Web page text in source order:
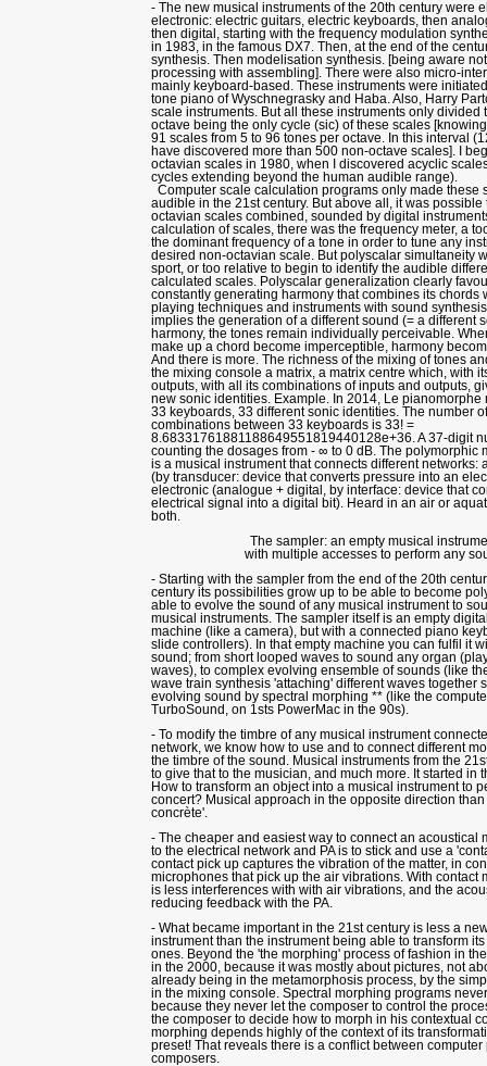
- The new musical instruments of the 20th century were
electronic: electric guitars, electric keyboards, then
then digital, starting with the frequency modulation
in 1983, in the famous DX7. Then, at the end of the
synthesis. Then modelisation synthesis. [being aware
processing with assembling]. There were also micro-
mainly keyboard-based. These instruments were
tone piano of Wyschnegrasky and Haba. Also, Harry
scale instruments. But all these instruments only divided
octave being the only cycle (sic) of these scales
91 scales from 5 to 96 tones per octave. In this interval
have discovered more than 500 non-octave scales]. I
octavian scales in 1980, when I discovered acyclic
cycles extending beyond the human audible range).
Computer scale calculation programs only made these
audible in the 21st century. But above all, it was possible
octavian scales combined, sounded by digital
calculation of scales, there was the frequency meter, a
the dominant frequency of a tone in order to tune any
desired non-octavian scale. But polyscalar simultaneity
sport, or too relative to begin to identify the audible
calculated scales. Polyscalar generalization clearly
constantly generating harmony that combines its chords
playing techniques and instruments with sound
implies the generation of a different sound (= a different
harmony, the tones remain individually perceivable.
make up a chord become imperceptible, harmony
And there is more. The richness of the mixing of tones
the mixing console a matrix, a matrix centre which, with
outputs, with all its combinations of inputs and outputs,
new sonic identities. Example. In 2014, Le pianomorphe
33 keyboards, 33 different sonic identities. The number
combinations between 33 keyboards is 33! =
8.68331761881188649551819440128e+36. A 37-digit
counting the dosages from - ∞ to 0 dB. The polymorphic
is a musical instrument that connects different networks:
(by transducer: device that converts pressure into an
electronic (analogue + digital, by interface: device that
electrical signal into a digital bit). Heard in an air or
both.
The sampler: an empty musical
with multiple accesses to perform any
- Starting with the sampler from the end of the 20th
century its possibilities grow up to be able to become
able to evolve the sound of any musical instrument to
musical instruments. The sampler itself is an empty
machine (like a camera), but with a connected piano
slide controllers). In that empty machine you can fulfil it
sound; from short looped waves to sound any organ
waves), to complex evolving ensemble of sounds (like
wave train synthesis 'attaching' different waves together
evolving sound by spectral morphing ** (like the
TurboSound, on 1sts PowerMac in the 90s).
- To modify the timbre of any musical instrument
network, we know how to use and to connect different
the timbre of the sound. Musical instruments from the
to give that to the musician, and much more. It started in
How to transform an object into a musical instrument to
concert? Musical approach in the opposite direction
concrète'.
- The cheaper and easiest way to connect an acoustical
to the electrical network and PA is to stick and use a
contact pick up captures the vibration of the matter, in
microphones that pick up the air vibrations. With contact
is less interferences with with air vibrations, and the
reducing feedback with the PA.
- What became important in the 21st century is less a
instrument than the instrument being able to transform
ones. Beyond the 'the morphing' process of fashion in
in the 2000, because it was mostly about pictures, not
already being in the metamorphosis process, by the
in the mixing console. Spectral morphing programs
because they never let the composer to control the
the composer to decide how to morph in his contextual
morphing depends highly of the context of its
preset! That reveals there is a conflict between
composers.